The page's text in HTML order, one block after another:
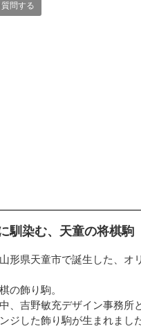
質問する
馴染む、天童の将棋駒
形県天童市で誕生した、オ
の飾り駒。
、吉野敏充デザイン事務所
ジした飾り駒が生まれました